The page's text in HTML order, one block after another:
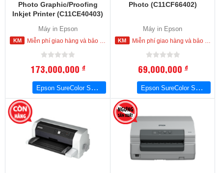
Photo Graphic/Proofing
Inkjet Printer (C11CE40403)
Máy in Epson
Miễn phí giao hàng và bảo hành tận nơi trong nội thành Hồ Chí Minh
173,000,000đ
Epson SureColor SC-P9000 Photo Graphic/Proofing Inkjet Printer
Photo (C11CF66402)
Máy in Epson
Miễn phí giao hàng và bảo hành tận nơi trong nội thành Hồ Chí Minh
69,000,000đ
Epson SureColor SC-P5000 Photo Graphic/Proofing Inkjet Printer